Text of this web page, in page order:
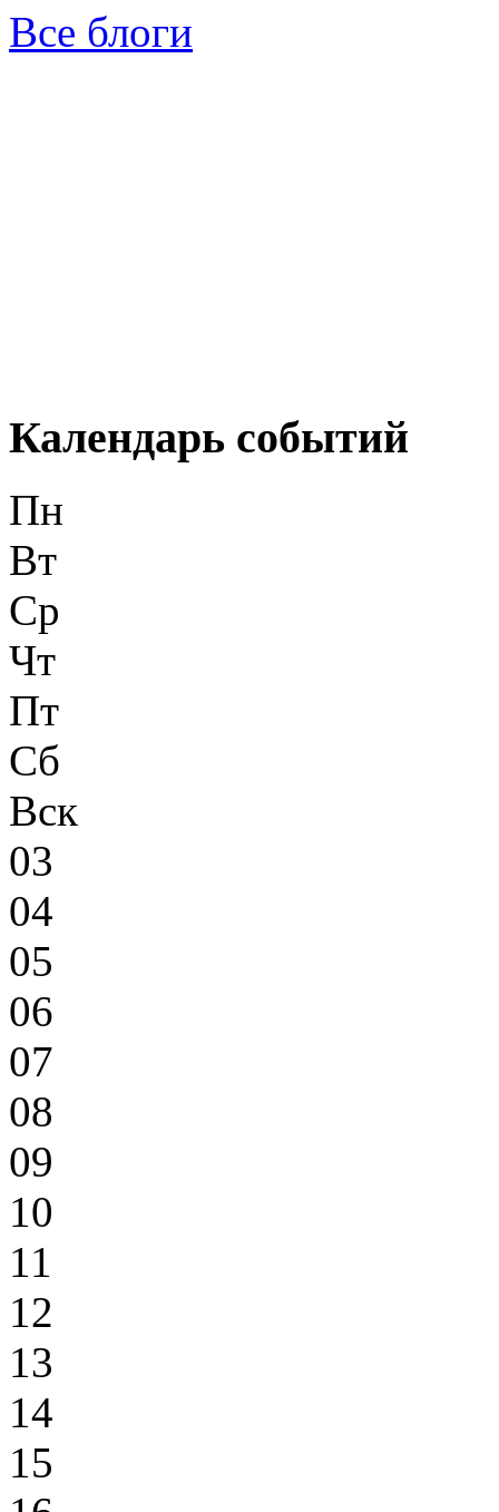
Все блоги
Календарь событий
Пн
Вт
Ср
Чт
Пт
Сб
Вск
03
04
05
06
07
08
09
10
11
12
13
14
15